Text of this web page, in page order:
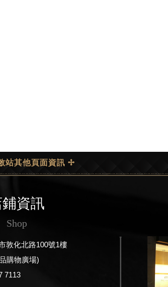
站其他頁面資訊 ✢
鋪資訊
Shop
敦化北路100號1樓
物廣場)
7113